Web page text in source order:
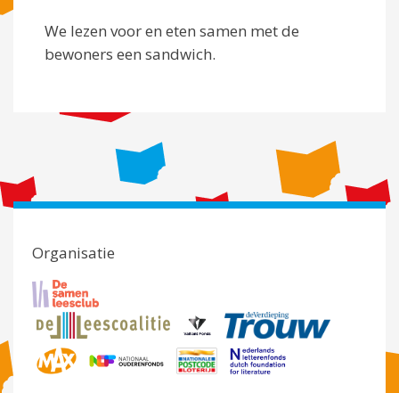
We lezen voor en eten samen met de
bewoners een sandwich.
Organisatie